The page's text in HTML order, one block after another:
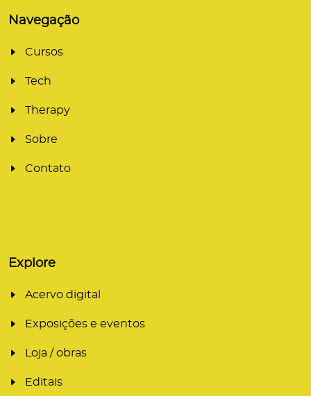
Navegação
Cursos
Tech
Therapy
Sobre
Contato
Explore
Acervo digital
Exposições e eventos
Loja / obras
Editais